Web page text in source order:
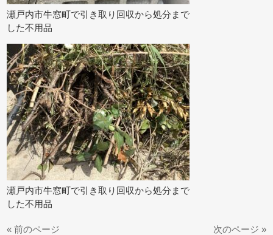
瀬戸内市牛窓町で引き取り回収から処分まで
した不用品
瀬戸内市牛窓町で引き取り回収から処分まで
した不用品
« 前のページ 次のページ »